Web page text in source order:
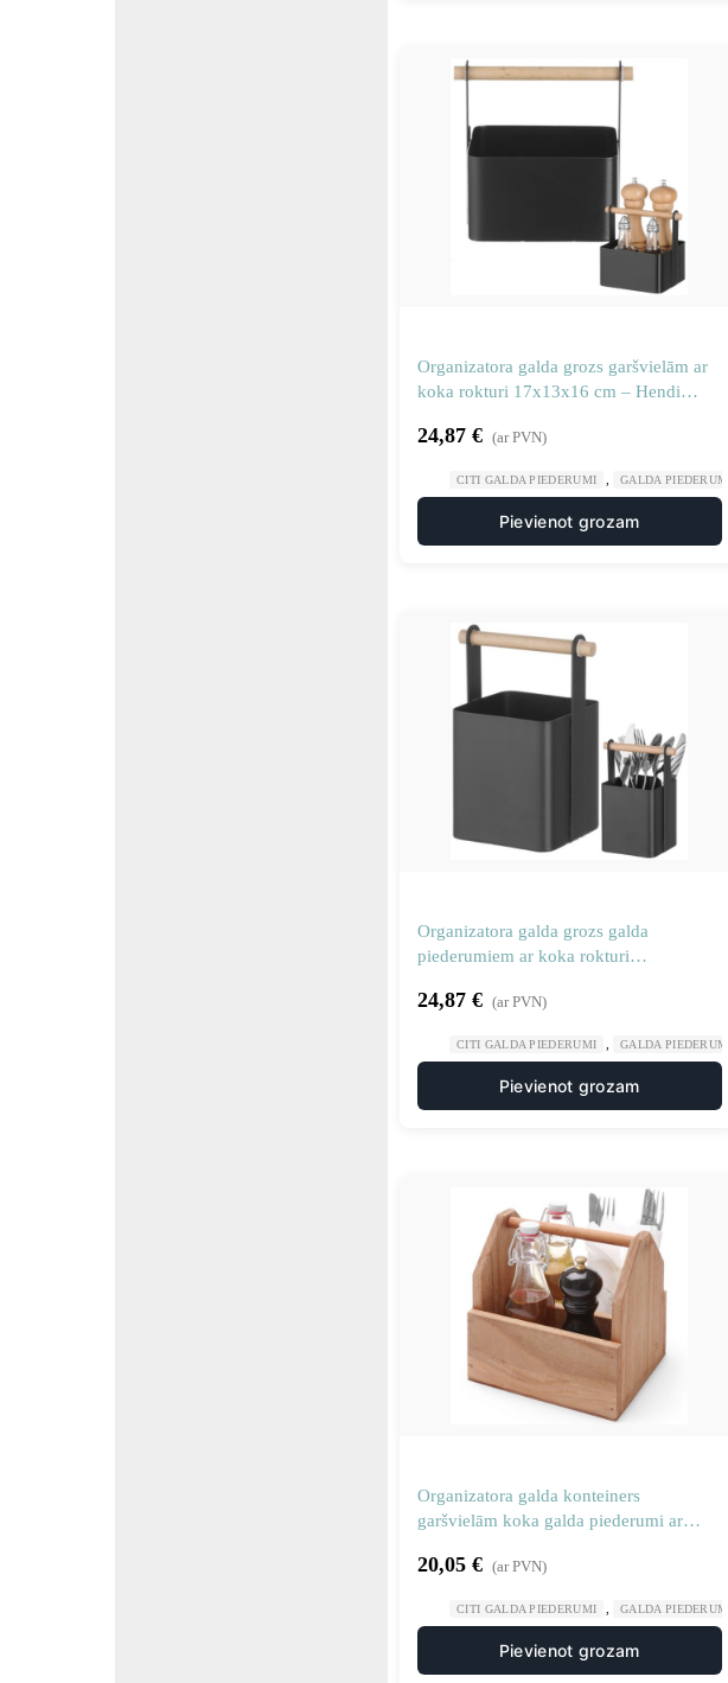
Organizatora galda grozs garšvielām ar
koka rokturi 17x13x16 cm – Hendi
24,87 € (ar PVN)
CITI GALDA PIEDERUMI GALDA PIEDERUMI
Pievienot grozam
Organizatora galda grozs galda
piederumiem ar koka rokturi
24,87 € (ar PVN)
CITI GALDA PIEDERUMI GALDA PIEDERUMI
Pievienot grozam
Organizatora galda konteiners
garšvielām koka galda piederumi ar
20,05 € (ar PVN)
CITI GALDA PIEDERUMI GALDA PIEDERUMI
Pievienot grozam